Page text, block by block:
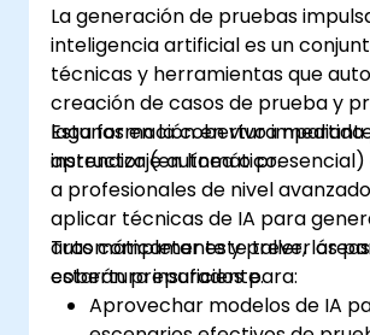
La generación de pruebas
inteligencia artificial es un
técnicas y herramientas que
creación de casos de prueba y
lagunas en la cobertura
aprendizaje automático.
Esta formación en vivo impartida
instructor (en línea o presencial)
a profesionales de nivel
aplicar técnicas de IA para
automáticamente y prever
cobertura insuficiente.
Tras completar este taller, los
estarán preparados para:
Aprovechar modelos de IA